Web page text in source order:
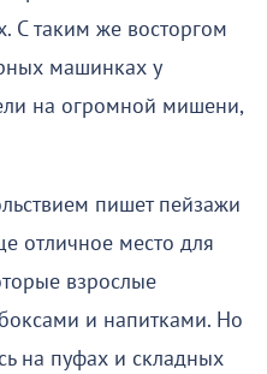
С таким же восторгом
машинках у
на огромной мишени,
пишет пейзажи
отличное место для
взрослые
и напитками. Но
на пуфах и складных